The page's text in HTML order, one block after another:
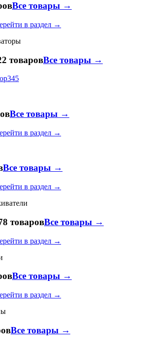
Все товары →
в раздел →
товаровВсе товары →
345
Все товары →
в раздел →
Все товары →
в раздел →
товаровВсе товары →
в раздел →
Все товары →
в раздел →
Все товары →